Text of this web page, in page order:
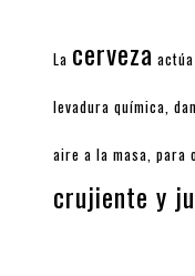
La cerveza
levadura química,
aire a la masa, para
crujiente y